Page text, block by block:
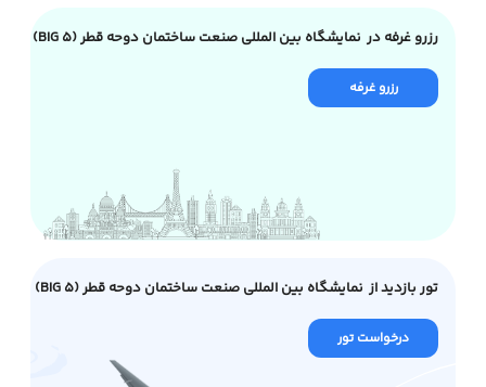
رزرو غرفه در نمایشگاه بین المللی صنعت ساختمان دوحه قطر (BIG 5)
رزرو غرفه
تور بازدید از نمایشگاه بین المللی صنعت ساختمان دوحه قطر (BIG 5)
درخواست تور